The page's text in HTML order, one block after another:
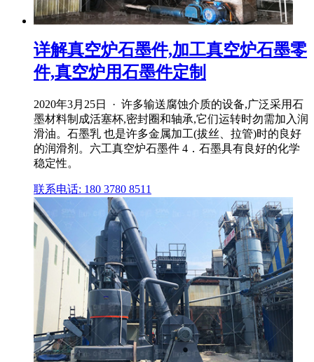
详解真空炉石墨件,加工真空炉石墨零
件,真空炉用石墨件定制
2020年3月25日 · 许多输送腐蚀介质的设备,广泛采用石
墨材料制成活塞杯,密封圈和轴承,它们运转时勿需加入润
滑油。石墨乳 也是许多金属加工(拔丝、拉管)时的良好
的润滑剂。六工真空炉石墨件 4．石墨具有良好的化学
稳定性。
联系电话: 180 3780 8511